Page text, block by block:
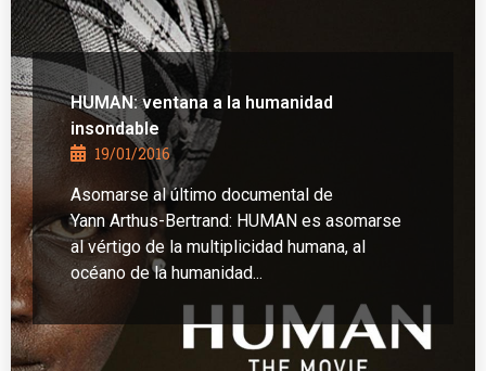
HUMAN: ventana a la humanidad
insondable
19/01/2016
Asomarse al último documental de
Yann Arthus-Bertrand: HUMAN es asomarse
al vértigo de la multiplicidad humana, al
océano de la humanidad...